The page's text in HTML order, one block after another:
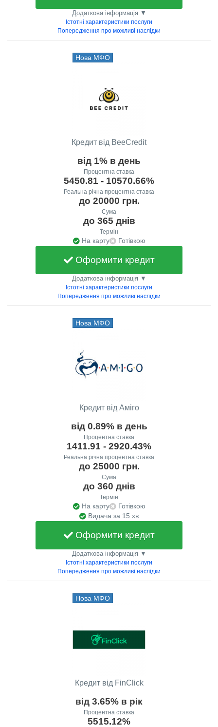
Додаткова інформація ▼
Істотні характеристики послуги
Попередження про можливі наслідки
Нова МФО
Кредит від BeeCredit
від 1% в день
Процентна ставка
5450.81 - 10570.66%
Реальна річна процентна ставка
до 20000 грн.
Сума
до 365 днів
Термін
На карту Готівкою
Оформити кредит
Додаткова інформація ▼
Істотні характеристики послуги
Попередження про можливі наслідки
Нова МФО
Кредит від Аміго
від 0.89% в день
Процентна ставка
1411.91 - 2920.43%
Реальна річна процентна ставка
до 25000 грн.
Сума
до 360 днів
Термін
На карту
Готівкою
Видача за 15 хв
Оформити кредит
Додаткова інформація ▼
Істотні характеристики послуги
Попередження про можливі наслідки
Нова МФО
Кредит від FinClick
від 3.65% в рік
Процентна ставка
5515.12%